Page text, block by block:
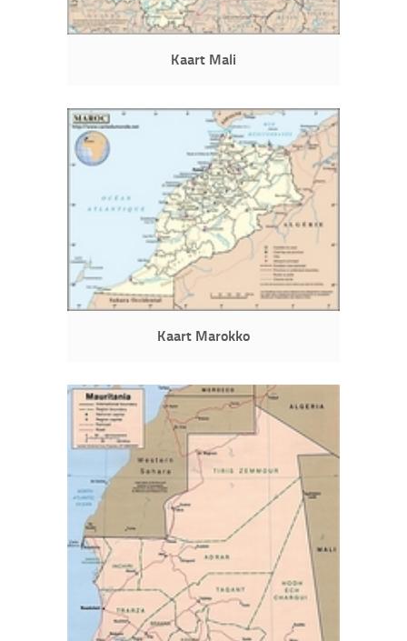
Kaart Mali
Kaart Marokko